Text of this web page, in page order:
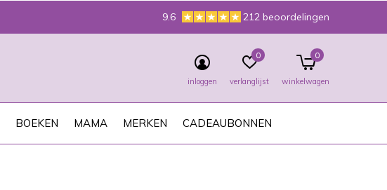
BOEKEN MAMA MERKEN CADEAUBONNEN
inloggen verlanglijst
0
winkelwagen
0
9.6 212 beoordelingen